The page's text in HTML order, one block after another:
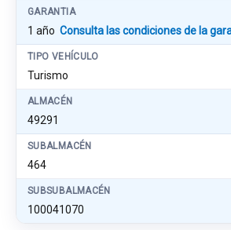
GARANTIA
1 año Consulta las condiciones de la
TIPO VEHÍCULO
Turismo
ALMACÉN
49291
SUBALMACÉN
464
SUBSUBALMACÉN
100041070